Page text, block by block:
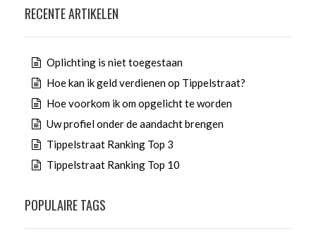
RECENTE ARTIKELEN
Oplichting is niet toegestaan
Hoe kan ik geld verdienen op Tippelstraat?
Hoe voorkom ik om opgelicht te worden
Uw profiel onder de aandacht brengen
Tippelstraat Ranking Top 3
Tippelstraat Ranking Top 10
POPULAIRE TAGS